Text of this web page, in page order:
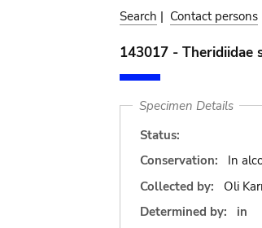
Search | Contact persons
143017 - Theridiidae
Specimen Details
Status:
Conservation:
In
Collected by:
Oli
Determined by:
in